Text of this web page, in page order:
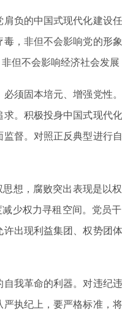
的中国式现代化建设
，非但不会影响党的形
但不会影响经济社会发
固本培元、增强党性
。积极投身中国式现代
督。对照正反典型进行
，腐败突出表现是以
少权力寻租空间。党员
出现利益集团、权势团
革命的利器。对违纪
执纪上，要严格标准，